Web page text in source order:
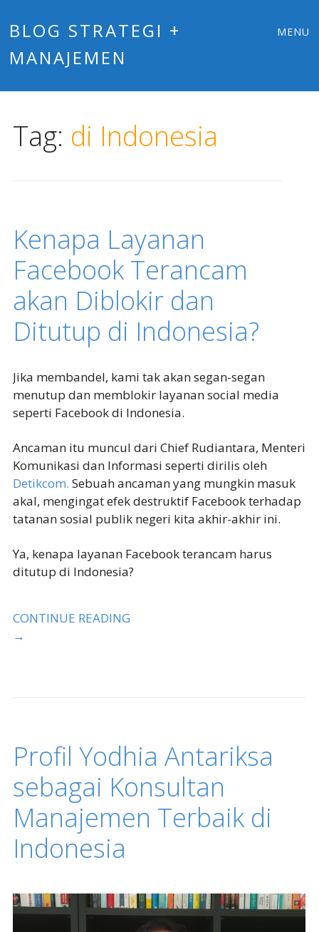
BLOG STRATEGI +
MANAJEMEN
MENU
Tag: di Indonesia
Kenapa Layanan
Facebook Terancam
akan Diblokir dan
Ditutup di Indonesia?
Jika membandel, kami tak akan segan-segan
menutup dan memblokir layanan social media
seperti Facebook di Indonesia.
Ancaman itu muncul dari Chief Rudiantara, Menteri
Komunikasi dan Informasi seperti dirilis oleh
Detikcom. Sebuah ancaman yang mungkin masuk
akal, mengingat efek destruktif Facebook terhadap
tatanan sosial publik negeri kita akhir-akhir ini.
Ya, kenapa layanan Facebook terancam harus
ditutup di Indonesia?
CONTINUE READING
→
Profil Yodhia Antariksa
sebagai Konsultan
Manajemen Terbaik di
Indonesia